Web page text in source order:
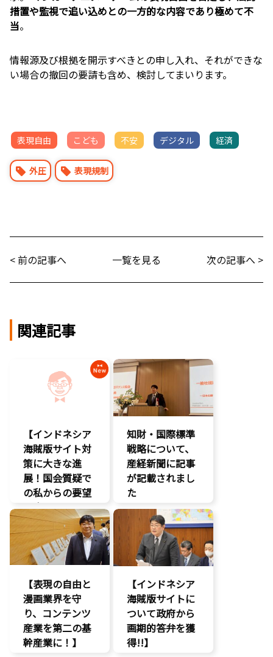
措置や監視で追い込めとの一方的な内容であり極めて不
当。
情報源及び根拠を開示すべきとの申し入れ、それができな
い場合の撤回の要請も含め、検討してまいります。
表現自由 こども 不安 デジタル 経済
外圧 表現規制
< 前の記事へ 一覧を見る 次の記事へ >
関連記事
【インドネシア
海賊版サイト対
策に大きな進
展！国会質疑で
の私からの要望
に応え、三谷法
務副大臣がイン
ドネシア法務副
大臣に運営……
エンタメ産業
促進
デジタル著作
権
国会質疑
知財・国際標準
戦略について、
産経新聞に記事
が記載されまし
た
報道記事
知的財産
著作権
【表現の自由と
漫画業界を守
り、コンテンツ
産業を第二の基
幹産業に！】
【インドネシア
海賊版サイトに
ついて政府から
画期的答弁を獲
得!!】